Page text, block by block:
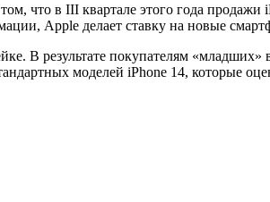
что в III квартале этого года продажи
Apple делает ставку на новые
В результате покупателям
моделей iPhone 14, которые